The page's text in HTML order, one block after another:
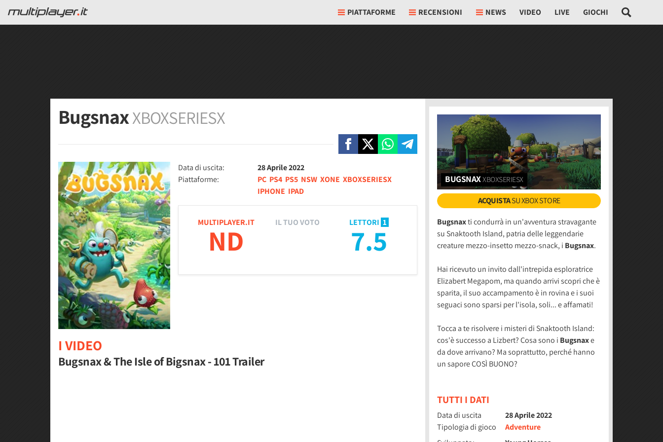
PIATTAFORME RECENSIONI NEWS VIDEO LIVE GIOCHI
BugsnaxXBOXSERIESX
Data di uscita:
28 Aprile 2022
Piattaforme:
PC PS4 PS5 NSW XONE XBOXSERIESX
IPHONE IPAD
MULTIPLAYER.IT
ND
LETTORI 1
7.5
IL TUO VOTO
I VIDEO
Bugsnax & The Isle of Bigsnax - 101 Trailer
BUGSNAXXBOXSERIESX
ACQUISTASU XBOX STORE
Bugsnaxti condurrà in un'avventura stravagante
su Snaktooth Island, patria delle leggendarie
creature mezzo-insetto mezzo-snack, i Bugsnax.
Hai ricevuto un invito dall'intrepida esploratrice
Elizabert Megapom, ma quando arrivi scopri che è
sparita, il suo accampamento è in rovina e i suoi
seguaci sono sparsi per l'isola, soli... e affamati!
Tocca a te risolvere i misteri di Snaktooth Island:
cos'è successo a Lizbert? Cosa sono i Bugsnaxe
da dove arrivano? Ma soprattutto, perché hanno
un sapore COSÌ BUONO?
TUTTI I DATI
Data di uscita
28 Aprile 2022
Tipologia di gioco
Adventure